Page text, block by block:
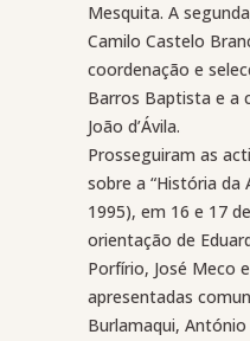
Mesquita. A
Camilo Castelo
coordenação e
Barros Baptista e a
João d’Ávila.
Prosseguiram as
sobre a “História da
1995), em 16 e 17
orientação de
Porfírio, José Meco
apresentadas
Burlamaqui,